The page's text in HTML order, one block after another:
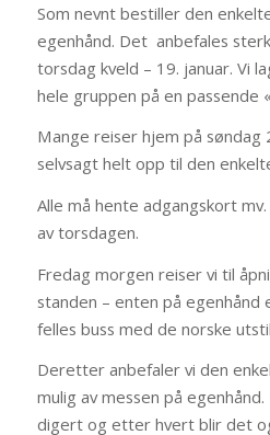
Som nevnt bestiller den
egenhånd. Det anbefales
torsdag kveld – 19. januar. Vi
hele gruppen på en passende
Mange reiser hjem på
selvsagt helt opp til den
Alle må hente adgangskort
av torsdagen.
Fredag morgen reiser vi til
standen – enten på egenhånd
felles buss med de norske
Deretter anbefaler vi den
mulig av messen på
digert og etter hvert blir det